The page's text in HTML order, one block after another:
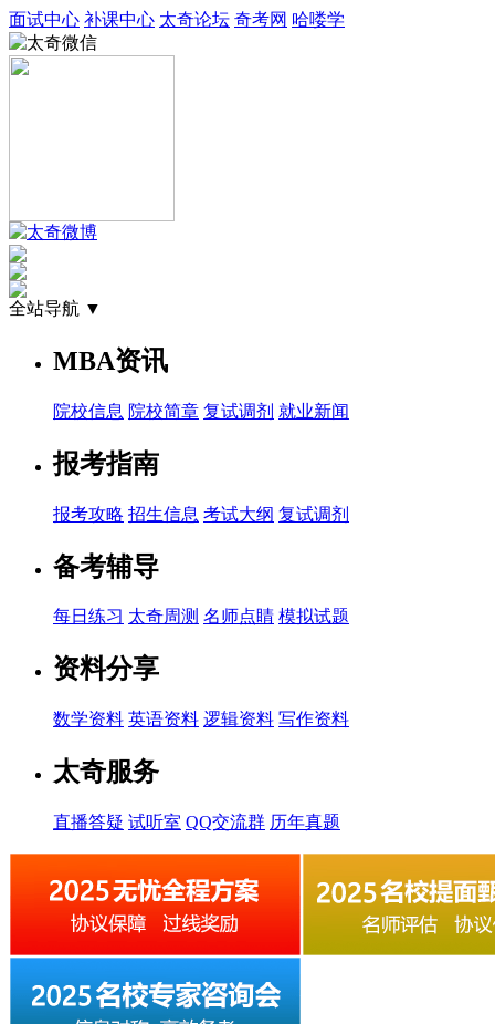
面试中心 补课中心 太奇论坛 奇考网 哈喽学
全站导航 ▼
MBA资讯
院校信息 院校简章 复试调剂 就业新闻
报考指南
报考攻略 招生信息 考试大纲 复试调剂
备考辅导
每日练习 太奇周测 名师点睛 模拟试题
资料分享
数学资料 英语资料 逻辑资料 写作资料
太奇服务
直播答疑 试听室 QQ交流群 历年真题